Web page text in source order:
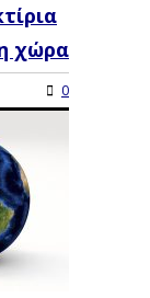
χώρα
0